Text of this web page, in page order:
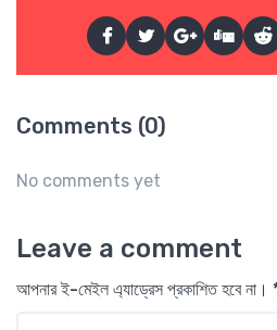
Comments (0)
No comments yet
Leave a comment
আপনার ই-মেইল এ্যাড্রেস প্রকাশিত হবে